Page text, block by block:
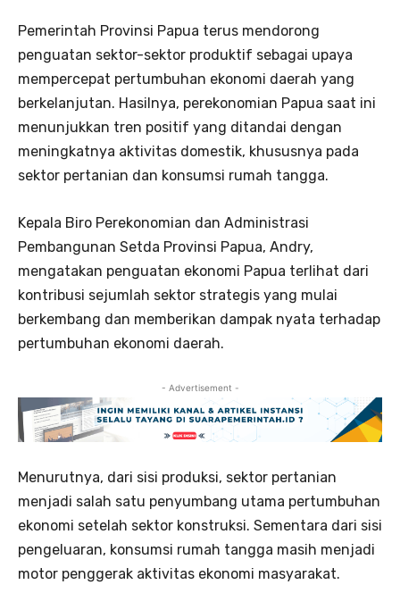
Pemerintah Provinsi Papua terus mendorong
penguatan sektor-sektor produktif sebagai upaya
mempercepat pertumbuhan ekonomi daerah yang
berkelanjutan. Hasilnya, perekonomian Papua saat ini
menunjukkan tren positif yang ditandai dengan
meningkatnya aktivitas domestik, khususnya pada
sektor pertanian dan konsumsi rumah tangga.
Kepala Biro Perekonomian dan Administrasi
Pembangunan Setda Provinsi Papua, Andry,
mengatakan penguatan ekonomi Papua terlihat dari
kontribusi sejumlah sektor strategis yang mulai
berkembang dan memberikan dampak nyata terhadap
pertumbuhan ekonomi daerah.
- Advertisement -
Menurutnya, dari sisi produksi, sektor pertanian
menjadi salah satu penyumbang utama pertumbuhan
ekonomi setelah sektor konstruksi. Sementara dari sisi
pengeluaran, konsumsi rumah tangga masih menjadi
motor penggerak aktivitas ekonomi masyarakat.